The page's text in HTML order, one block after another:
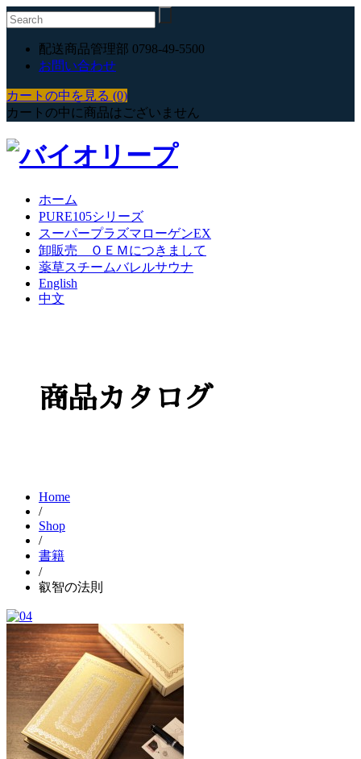
配送商品管理部 0798-49-5500
お問い合わせ
カートの中を見る (0)
カートの中に商品はございません
ホーム
PURE105シリーズ
スーパープラズマローゲンEX
卸販売 ＯＥＭにつきまして
薬草スチームバレルサウナ
English
中文
商品カタログ
Home
/
Shop
/
書籍
/
叡智の法則